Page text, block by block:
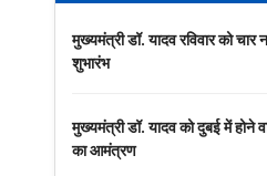
मुख्यमंत्री डॉ. यादव रविवार को
शुभारंभ
मुख्यमंत्री डॉ. यादव को दुबई में होने
का आमंत्रण